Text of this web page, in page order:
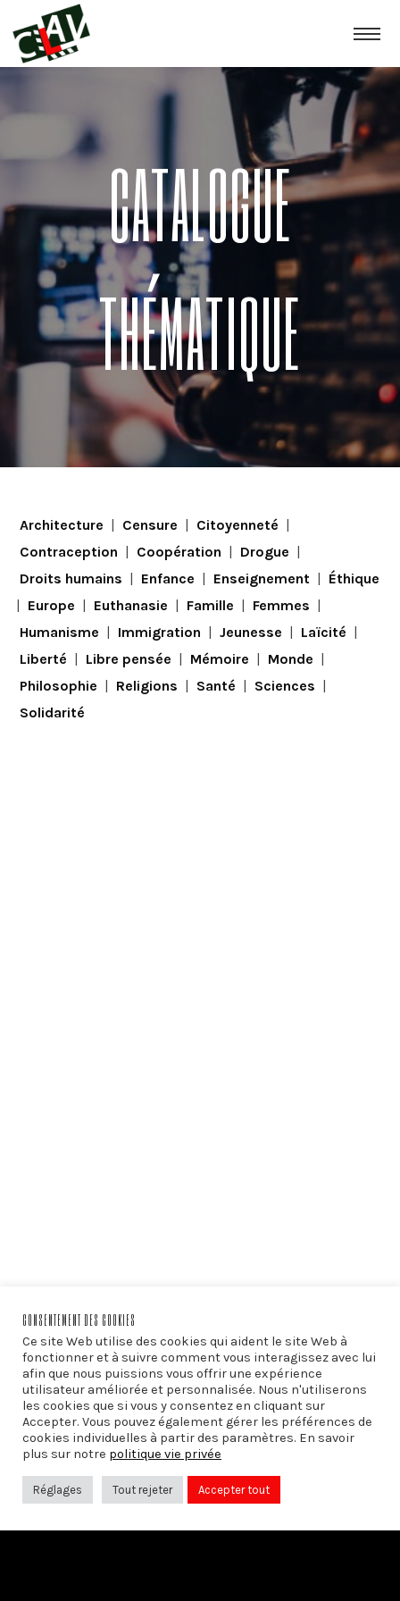
CATALOGUE
THÉMATIQUE
Architecture | Censure | Citoyenneté |
Contraception | Coopération | Drogue |
Droits humains | Enfance | Enseignement | Éthique
| Europe | Euthanasie | Famille | Femmes |
Humanisme | Immigration | Jeunesse | Laïcité |
Liberté | Libre pensée | Mémoire | Monde |
Philosophie | Religions | Santé | Sciences |
Solidarité
CONSENTEMENT DES COOKIES
Ce site Web utilise des cookies qui aident le site Web à
fonctionner et à suivre comment vous interagissez avec lui
afin que nous puissions vous offrir une expérience
utilisateur améliorée et personnalisée. Nous n'utiliserons
les cookies que si vous y consentez en cliquant sur
Accepter. Vous pouvez également gérer les préférences de
cookies individuelles à partir des paramètres. En savoir
plus sur notre politique vie privée
Réglages Tout rejeter Accepter tout